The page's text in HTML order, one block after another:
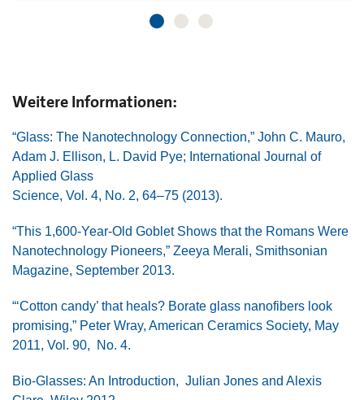
Weitere Informationen:
“Glass: The Nanotechnology Connection,” John C. Mauro,
Adam J. Ellison, L. David Pye; International Journal of
Applied Glass
Science, Vol. 4, No. 2, 64–75 (2013).
“This 1,600-Year-Old Goblet Shows that the Romans Were
Nanotechnology Pioneers,” Zeeya Merali, Smithsonian
Magazine, September 2013.
“‘Cotton candy’ that heals? Borate glass nanofibers look
promising,” Peter Wray, American Ceramics Society, May
2011, Vol. 90, No. 4.
Bio-Glasses: An Introduction, Julian Jones and Alexis